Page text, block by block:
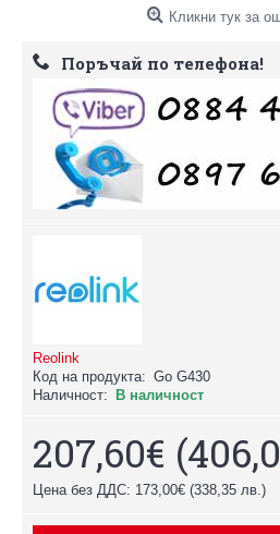
Кликни тук за
Поръчай по телефона!
Reolink
Код на продукта: Go G430
Наличност:
В наличност
207,60€
Цена без ДДС: 173,00€ (338,35 лв.)